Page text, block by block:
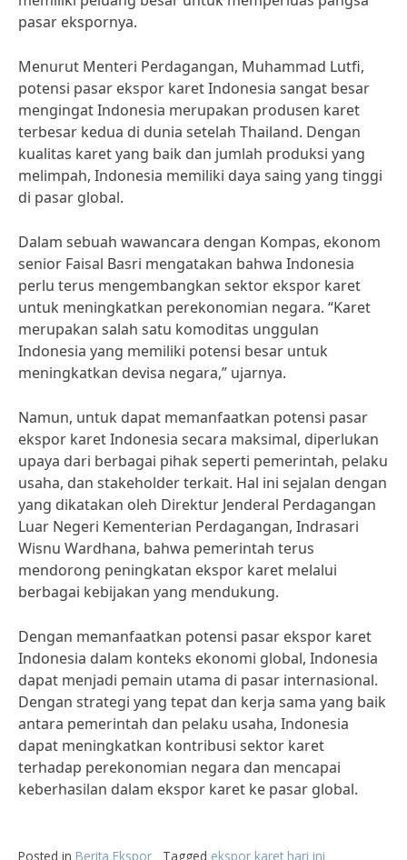
pasar ekspornya.
Menurut Menteri Perdagangan, Muhammad Lutfi,
potensi pasar ekspor karet Indonesia sangat besar
mengingat Indonesia merupakan produsen karet
terbesar kedua di dunia setelah Thailand. Dengan
kualitas karet yang baik dan jumlah produksi yang
melimpah, Indonesia memiliki daya saing yang tinggi
di pasar global.
Dalam sebuah wawancara dengan Kompas, ekonom
senior Faisal Basri mengatakan bahwa Indonesia
perlu terus mengembangkan sektor ekspor karet
untuk meningkatkan perekonomian negara. “Karet
merupakan salah satu komoditas unggulan
Indonesia yang memiliki potensi besar untuk
meningkatkan devisa negara,” ujarnya.
Namun, untuk dapat memanfaatkan potensi pasar
ekspor karet Indonesia secara maksimal, diperlukan
upaya dari berbagai pihak seperti pemerintah, pelaku
usaha, dan stakeholder terkait. Hal ini sejalan dengan
yang dikatakan oleh Direktur Jenderal Perdagangan
Luar Negeri Kementerian Perdagangan, Indrasari
Wisnu Wardhana, bahwa pemerintah terus
mendorong peningkatan ekspor karet melalui
berbagai kebijakan yang mendukung.
Dengan memanfaatkan potensi pasar ekspor karet
Indonesia dalam konteks ekonomi global, Indonesia
dapat menjadi pemain utama di pasar internasional.
Dengan strategi yang tepat dan kerja sama yang baik
antara pemerintah dan pelaku usaha, Indonesia
dapat meningkatkan kontribusi sektor karet
terhadap perekonomian negara dan mencapai
keberhasilan dalam ekspor karet ke pasar global.
Posted in Berita Ekspor Tagged ekspor karet hari ini